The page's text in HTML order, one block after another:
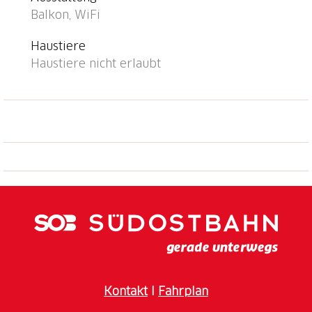
Swissminiatur, Melide, Casinò, Campione d'Italia,
Mercato Ponte Tresa IT, Mercato Como IT. Bekannte
Seen in der Umgebung sind gut erreichbar: Lago di
Lugano, Lago di Como, Lago Maggiore.
Balkon, WiFi
Haustiere
Haustiere nicht erlaubt
KontaktI Fahrplan